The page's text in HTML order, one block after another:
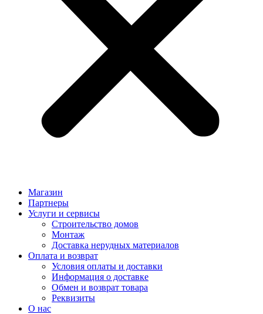
Магазин
Партнеры
Услуги и сервисы
Строительство домов
Монтаж
Доставка нерудных материалов
Оплата и возврат
Условия оплаты и доставки
Информация о доставке
Обмен и возврат товара
Реквизиты
О нас